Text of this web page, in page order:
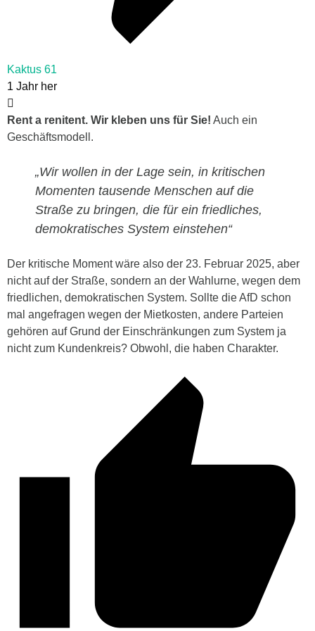
Kaktus 61
1 Jahr her
Rent a renitent. Wir kleben uns für Sie! Auch ein
Geschäftsmodell.
„Wir wollen in der Lage sein, in kritischen
Momenten tausende Menschen auf die
Straße zu bringen, die für ein friedliches,
demokratisches System einstehen“
Der kritische Moment wäre also der 23. Februar 2025, aber
nicht auf der Straße, sondern an der Wahlurne, wegen dem
friedlichen, demokratischen System. Sollte die AfD schon
mal angefragen wegen der Mietkosten, andere Parteien
gehören auf Grund der Einschränkungen zum System ja
nicht zum Kundenkreis? Obwohl, die haben Charakter.